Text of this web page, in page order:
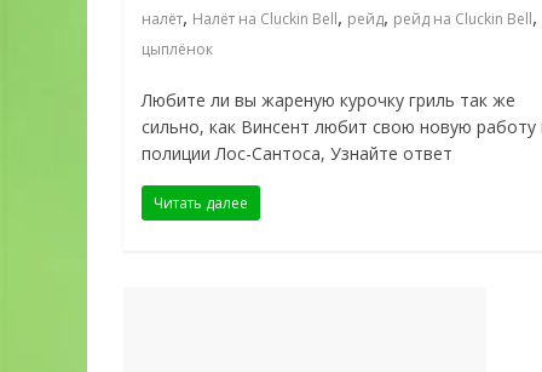
налёт, Налёт на Cluckin Bell, рейд, рейд на Cluckin Bell,
цыплёнок
Любите ли вы жареную курочку гриль так же
сильно, как Винсент любит свою новую работу
полиции Лос-Сантоса, Узнайте ответ
Читать далее